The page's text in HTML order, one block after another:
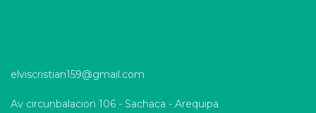
elviscristian159@gmail.com
Av circunbalacion 106 - Sachaca - Arequipa